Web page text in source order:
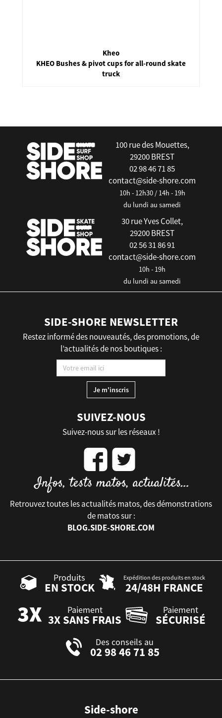
Kheo
KHEO Bushes & pivot cups for all-round skate
truck
100 rue des Mouettes,
29200 BREST
02 98 46 71 85
contact@side-shore.com
10h - 12h30 / 14h - 19h
du lundi au samedi
30 rue Yves Collet,
29200 BREST
02 56 31 86 91
contact@side-shore.com
10h - 19h
du lundi au samedi
SIDE-SHORE NEWSLETTER
Restez informé des nouveautés, des promotions, de
l’actualités de nos boutiques :
SUIVEZ-NOUS
Suivez-nous sur les réseaux !
Retrouvez toutes les actualités matos, des démonstrations
de matos sur :
BLOG.SIDE-SHORE.COM
Produits
EN STOCK
Expédition des produits en stock
24/48H FRANCE
Paiement
3X SANS FRAIS
Paiement
SÉCURISÉ
Des conseils au
02 98 46 71 85
Side-shore